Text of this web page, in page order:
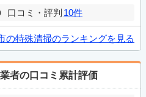
口コミ・評判 10件
の特殊清掃のランキングを見る
者の口コミ累計評価